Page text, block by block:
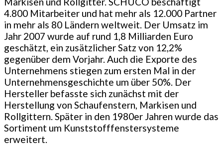
4.800 Mitarbeiter und hat mehr als 12.000 Partner
in mehr als 80 Ländern weltweit. Der Umsatz im
Jahr 2007 wurde auf rund 1,8 Milliarden Euro
geschätzt, ein zusätzlicher Satz von 12,2%
gegenüber dem Vorjahr. Auch die Exporte des
Unternehmens stiegen zum ersten Mal in der
Unternehmensgeschichte um über 50%. Der
Hersteller befasste sich zunächst mit der
Herstellung von Schaufenstern, Markisen und
Rollgittern. Später in den 1980er Jahren wurde das
Sortiment um Kunststofffenstersysteme
erweitert.